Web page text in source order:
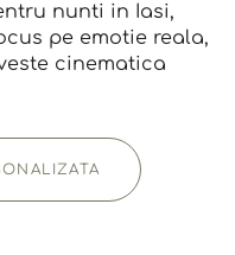
nunti in Iasi,
pe emotie reala,
cinematica